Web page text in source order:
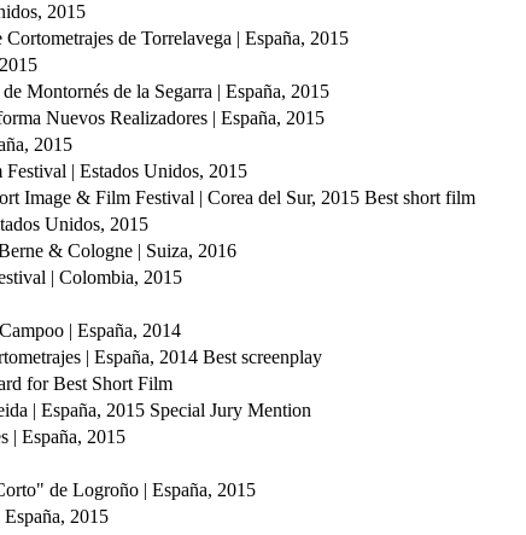
2015
de Torrelavega | España, 2015
Montornés de la Segarra | España, 2015
Nuevos Realizadores | España, 2015
2015
| Estados Unidos, 2015
Image & Film Festival | Corea del Sur, 2015 Best short film
Unidos, 2015
& Cologne | Suiza, 2016
| Colombia, 2015
| España, 2014
| España, 2014 Best screenplay
for Best Short Film
| España, 2015 Special Jury Mention
| España, 2015
de Logroño | España, 2015
2015